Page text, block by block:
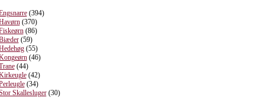
(394)
(370)
(86)
(59)
(55)
(46)
(44)
(42)
(34)
Skallesluger(30)